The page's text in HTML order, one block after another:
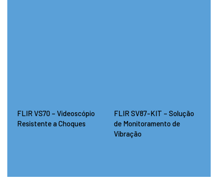
FLIR VS70 – Videoscópio
Resistente a Choques
FLIR SV87-KIT – Solução
de Monitoramento de
Vibração